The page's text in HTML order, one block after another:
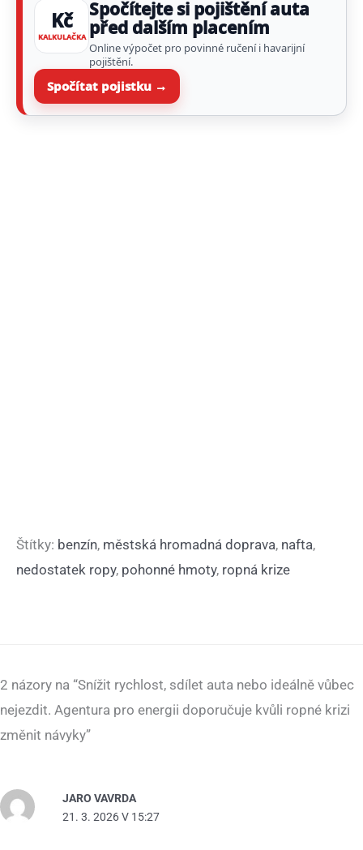
Kč
KALKULAČKA
Spočítejte si pojištění auta
před dalším placením
Online výpočet pro povinné ručení i havarijní
pojištění.
Spočítat pojistku →
Štítky: benzín, městská hromadná doprava, nafta,
nedostatek ropy, pohonné hmoty, ropná krize
2 názory na “Snížit rychlost, sdílet auta nebo ideálně vůbec
nejezdit. Agentura pro energii doporučuje kvůli ropné krizi
změnit návyky”
JARO VAVRDA
21. 3. 2026 V 15:27